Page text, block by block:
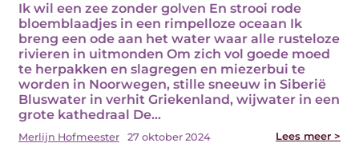
Ik wil een zee zonder golven En strooi rode
bloemblaadjes in een rimpelloze oceaan Ik
breng een ode aan het water waar alle rusteloze
rivieren in uitmonden Om zich vol goede moed
te herpakken en slagregen en miezerbui te
worden in Noorwegen, stille sneeuw in Siberië
Bluswater in verhit Griekenland, wijwater in een
grote kathedraal De…
Merlijn Hofmeester 27 oktober 2024 Lees meer >